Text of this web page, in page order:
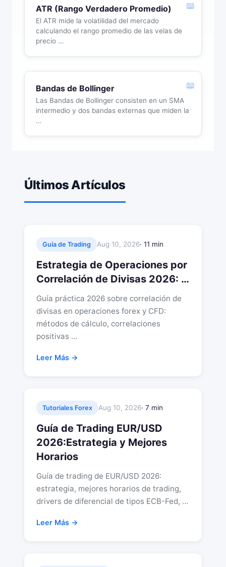
ATR (Rango Verdadero Promedio)
El ATR mide la volatilidad del mercado
calculando el rango promedio de las velas de
precio …
Bandas de Bollinger
Las Bandas de Bollinger consisten en un SMA
intermedio y dos bandas externas que miden la
…
Últimos Artículos
Guía de Trading Aug 10, 2026· 11 min
Estrategia de Operaciones por
Correlación de Divisas 2026: …
Guía práctica 2026 sobre correlación de
divisas en operaciones forex y CFD:
métodos de cálculo, correlaciones
positivas …
Leer Más →
Tutoriales Forex Aug 10, 2026· 7 min
Guía de Trading EUR/USD
2026:Estrategia y Mejores
Horarios
Guía de trading de EUR/USD 2026:
estrategia, mejores horarios de trading,
drivers de diferencial de tipos ECB-Fed, …
Leer Más →